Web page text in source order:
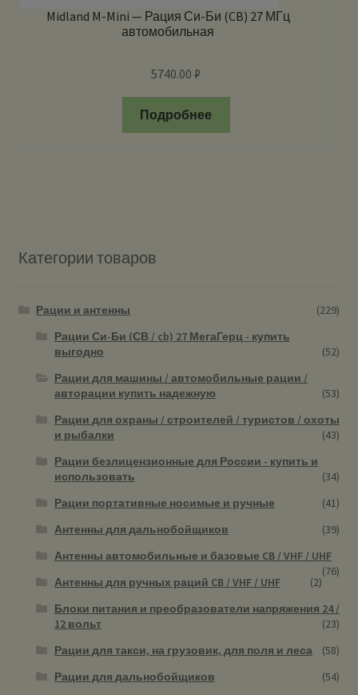
Midland M-Mini — Рация Си-Би (CB) 27 МГц
автомобильная
5740.00₽
Подробнее
Категории товаров
Рации и антенны
(229)
Рации Си-Би (СВ / cb) 27 МегаГерц - купить
выгодно
(52)
Рации для машины / автомобильные рации /
авторации купить надежную
(53)
Рации для охраны / строителей / туристов / охоты
и рыбалки
(43)
Рации безлицензионные для России - купить и
использовать
(34)
Рации портативные носимые и ручные
(41)
Антенны для дальнобойщиков
(39)
Антенны автомобильные и базовые CB / VHF / UHF
(76)
Антенны для ручных раций CB / VHF / UHF
(2)
Блоки питания и преобразователи напряжения 24 /
12 вольт
(23)
Рации для такси, на грузовик, для поля и леса
(58)
Рации для дальнобойщиков
(54)